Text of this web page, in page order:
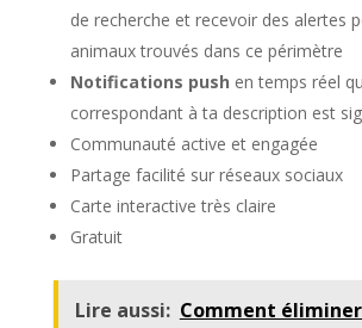
de recherche et recevoir des alertes
animaux trouvés dans ce périmètre
Notifications push en temps réel
correspondant à ta description est
Communauté active et engagée
Partage facilité sur réseaux sociaux
Carte interactive très claire
Gratuit
Lire aussi: Comment